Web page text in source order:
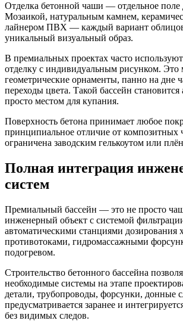
Отделка бетонной чаши — отдельное поле
Мозаикой, натуральным камнем,
лайнером ПВХ — каждый вариант
уникальный визуальный образ.
В премиальных проектах часто
отделку с индивидуальным рисунком. Это
геометрические орнаменты, панно на дне
переходы цвета. Такой бассейн становится
просто местом для купания.
Поверхность бетона принимает любое
принципиальное отличие от композитных
ограничена заводским гелькоутом или
Полная интеграция
систем
Премиальный бассейн — это не просто
инженерный объект с системой
автоматическими станциями дозирования
противотоками, гидромассажными
подогревом.
Строительство бетонного бассейна
необходимые системы на этапе
детали, трубопроводы, форсунки, донные
предусматривается заранее и
без видимых следов.